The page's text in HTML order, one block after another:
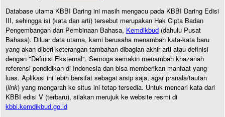
Database utama KBBI Daring ini masih mengacu pada KBBI Daring Edisi
III, sehingga isi (kata dan arti) tersebut merupakan Hak Cipta Badan
Pengembangan dan Pembinaan Bahasa, Kemdikbud (dahulu Pusat
Bahasa). Diluar data utama, kami berusaha menambah kata-kata baru
yang akan diberi keterangan tambahan dibagian akhir arti atau definisi
dengan "Definisi Eksternal". Semoga semakin menambah khazanah
referensi pendidikan di Indonesia dan bisa memberikan manfaat yang
luas. Aplikasi ini lebih bersifat sebagai arsip saja, agar pranala/tautan
(link) yang mengarah ke situs ini tetap tersedia. Untuk mencari kata dari
KBBI edisi V (terbaru), silakan merujuk ke website resmi di
kbbi.kemdikbud.go.id